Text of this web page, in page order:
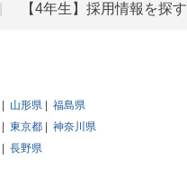
【4年生】採用情報を探す
山形県
福島県
東京都
神奈川県
長野県